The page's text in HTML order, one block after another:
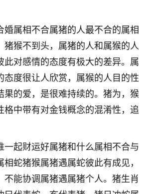
婚属相不合属猪的人最不合的属相
猪猴不到头，属猪的人和属猴的人
此对感情的态度有极大的差异。属
态度很让人欣赏，属猴的人目的性
果的爱，是很难持续的。猪为，猴
格中带有对金钱概念的混淆性，追
一起财运好属猪和什么属相不合与
蛇猪猴属猪遇属蛇彼此有成见，
不能协调属猪遇属猪个人。猪生肖
师看看，有没有人给个联系方式的啊？
来老师微信：gjsy0624
西 12
我也想要！
西 15
度法事？我想给我奶奶做超度，她今年
童：我母亲前年离世，刚开始我经常